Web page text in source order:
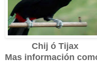
Chij ó
Mas información